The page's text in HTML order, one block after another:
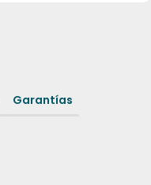
Garantías